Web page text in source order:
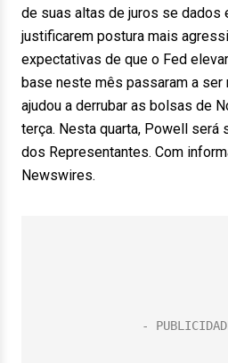
de suas altas de juros se dados
justificarem postura mais
expectativas de que o Fed
base neste mês passaram a ser
ajudou a derrubar as bolsas de
terça. Nesta quarta, Powell será
dos Representantes. Com
Newswires.